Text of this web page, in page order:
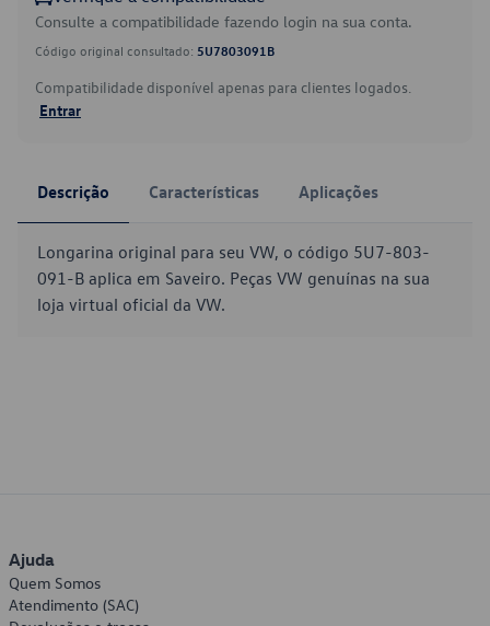
Consulte a compatibilidade fazendo login na sua conta.
Código original consultado: 5U7803091B
Compatibilidade disponível apenas para clientes logados.
Entrar
Descrição Características Aplicações
Longarina original para seu VW, o código 5U7-803-
091-B aplica em Saveiro. Peças VW genuínas na sua
loja virtual oficial da VW.
Ajuda
Quem Somos
Atendimento (SAC)